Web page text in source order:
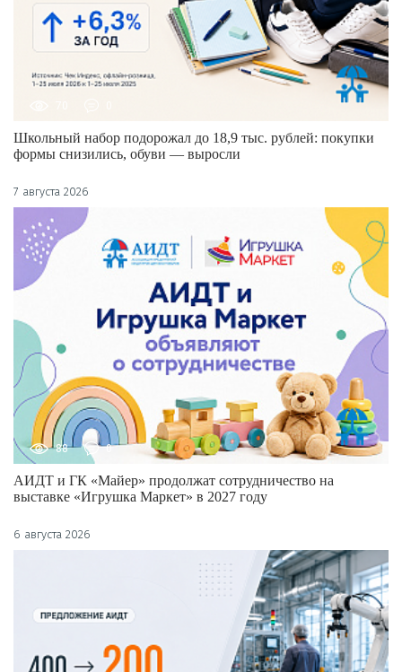
Школьный набор подорожал до 18,9 тыс. рублей: покупки
формы снизились, обуви — выросли
7 августа 2026
88 0
АИДТ и ГК «Майер» продолжат сотрудничество на
выставке «Игрушка Маркет» в 2027 году
6 августа 2026